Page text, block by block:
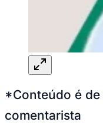
*Conteúdo é
comentarista